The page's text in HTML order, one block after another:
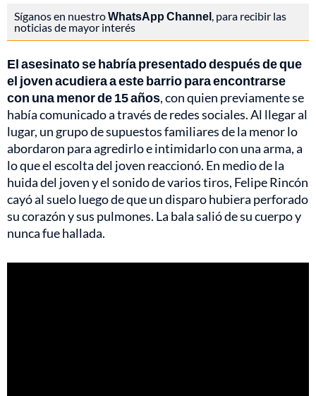
Síganos en nuestroWhatsApp Channel, para recibir las
noticias de mayor interés
El asesinato se habría presentado después de que
el joven acudiera a este barrio para encontrarse
con una menor de 15 años, con quien previamente se
había comunicado a través de redes sociales. Al llegar al
lugar, un grupo de supuestos familiares de la menor lo
abordaron para agredirlo e intimidarlo con una arma, a
lo que el escolta del joven reaccionó. En medio de la
huida del joven y el sonido de varios tiros, Felipe Rincón
cayó al suelo luego de que un disparo hubiera perforado
su corazón y sus pulmones. La bala salió de su cuerpo y
nunca fue hallada.